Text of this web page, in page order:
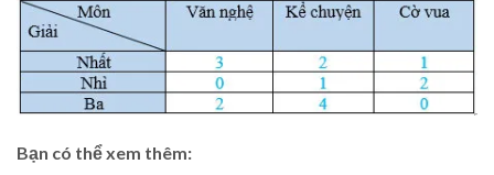
Bạn có thể xem thêm: